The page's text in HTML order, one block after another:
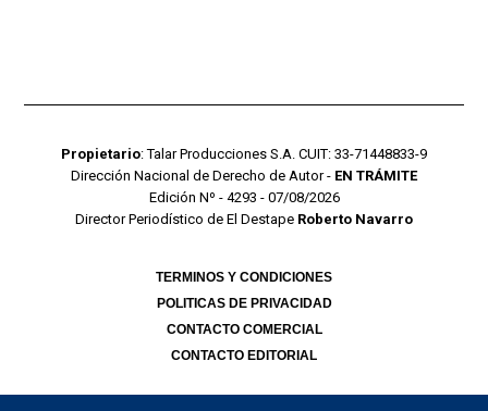
Propietario: Talar Producciones S.A. CUIT: 33-71448833-9
Dirección Nacional de Derecho de Autor - EN TRÁMITE
Edición Nº - 4293 - 07/08/2026
Director Periodístico de El Destape Roberto Navarro
TERMINOS Y CONDICIONES
POLITICAS DE PRIVACIDAD
CONTACTO COMERCIAL
CONTACTO EDITORIAL